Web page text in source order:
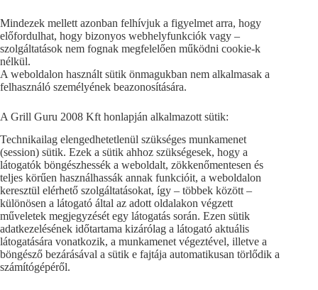
Mindezek mellett azonban felhívjuk a figyelmet arra, hogy
előfordulhat, hogy bizonyos webhelyfunkciók vagy –
szolgáltatások nem fognak megfelelően működni cookie-k
nélkül.
A weboldalon használt sütik önmagukban nem alkalmasak a
felhasználó személyének beazonosítására.
A Grill Guru 2008 Kft honlapján alkalmazott sütik:
Technikailag elengedhetetlenül szükséges munkamenet
(session) sütik. Ezek a sütik ahhoz szükségesek, hogy a
látogatók böngészhessék a weboldalt, zökkenőmentesen és
teljes körűen használhassák annak funkcióit, a weboldalon
keresztül elérhető szolgáltatásokat, így – többek között –
különösen a látogató által az adott oldalakon végzett
műveletek megjegyzését egy látogatás során. Ezen sütik
adatkezelésének időtartama kizárólag a látogató aktuális
látogatására vonatkozik, a munkamenet végeztével, illetve a
böngésző bezárásával a sütik e fajtája automatikusan törlődik a
számítógépéről.